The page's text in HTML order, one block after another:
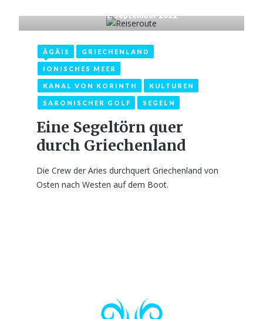
1. September 2022
ÄGÄIS GRIECHENLAND
IONISCHES MEER
KANAL VON KORINTH KULTUREN
SARONISCHER GOLF SEGELN
Eine Segeltörn quer
durch Griechenland
Die Crew der Aries durchquert Griechenland von
Osten nach Westen auf dem Boot.